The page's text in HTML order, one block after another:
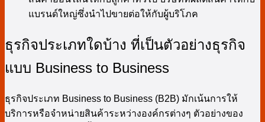
แบรนด์ใหญ่ซึ่งนำไปขายต่อให้กับผู้บริโภค
ธุรกิจประเภทใดบ้าง ที่เป็นตัวอย่างธุรกิจ
แบบ Business to Business
ธุรกิจประเภท Business to Business (B2B) มักเน้นการให้
บริการหรือจำหน่ายสินค้าระหว่างองค์กรต่างๆ ตัวอย่างของ